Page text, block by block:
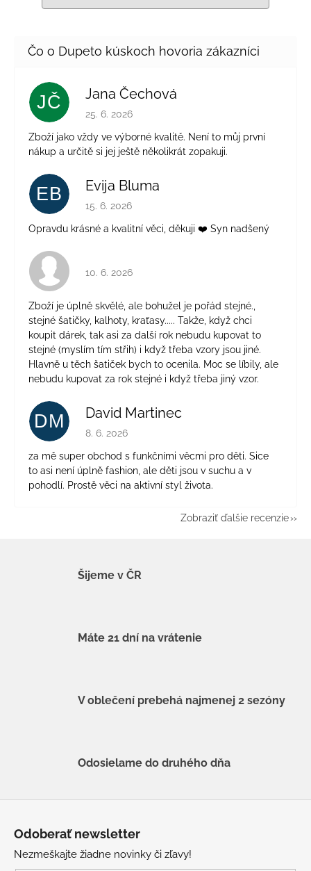
JČ Jana Čechová
Hodnotenie obchodu je 5 z 5 hviezdičiek.
25. 6. 2026
Zboží jako vždy ve výborné kvalitě. Není to můj první
nákup a určitě si jej ještě několikrát zopakuji.
EB Evija Bluma
Hodnotenie obchodu je 5 z 5 hviezdičiek.
15. 6. 2026
Opravdu krásné a kvalitní věci, děkuji ❤️ Syn nadšený
Hodnotenie obchodu je 4 z 5 hviezdičiek.
10. 6. 2026
Zboží je úplně skvělé, ale bohužel je pořád stejné.,
stejné šatičky, kalhoty, kraťasy..... Takže, když chci
koupit dárek, tak asi za další rok nebudu kupovat to
stejné (myslím tím střih) i když třeba vzory jsou jiné.
Hlavně u těch šatiček bych to ocenila. Moc se líbily, ale
nebudu kupovat za rok stejné i když třeba jiný vzor.
DM David Martinec
Hodnotenie obchodu je 5 z 5 hviezdičiek.
8. 6. 2026
za mě super obchod s funkčními věcmi pro děti. Sice
to asi není úplně fashion, ale děti jsou v suchu a v
pohodlí. Prostě věci na aktivní styl života.
Zobraziť ďalšie recenzie
Šijeme v ČR
Máte 21 dní na vrátenie
V oblečení prebehá najmenej 2 sezóny
Odosielame do druhého dňa
Odoberať newsletter
Nezmeškajte žiadne novinky či zľavy!